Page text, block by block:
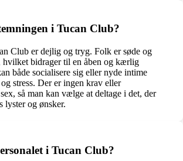
i Tucan Club?
Club er dejlig og tryg. Folk er søde og
hvilket bidrager til en åben og kærlig
både socialisere sig eller nyde intime
stress. Der er ingen krav eller
så man kan vælge at deltage i det, der
lyster og ønsker.
i Tucan Club?